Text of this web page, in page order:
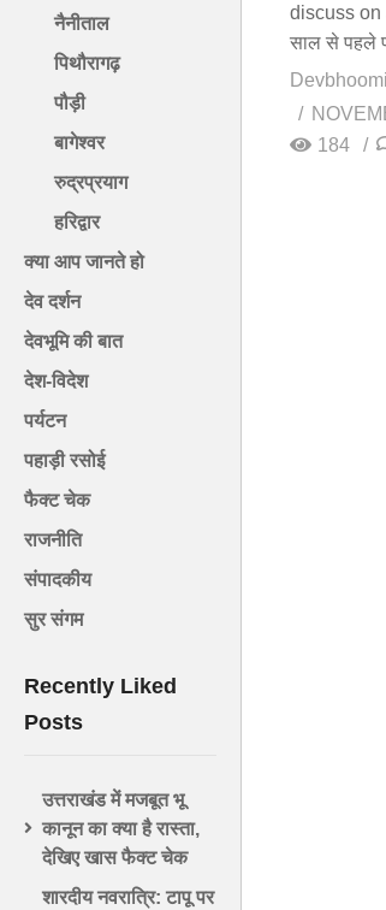
नैनीताल
पिथौरागढ़
पौड़ी
बागेश्वर
रुद्रप्रयाग
हरिद्वार
क्या आप जानते हो
देव दर्शन
देवभूमि की बात
देश-विदेश
पर्यटन
पहाड़ी रसोई
फैक्ट चेक
राजनीति
संपादकीय
सुर संगम
Recently Liked
Posts
उत्तराखंड में मजबूत भू
कानून का क्या है रास्ता,
देखिए खास फैक्ट चेक
शारदीय नवरात्रि: टापू पर
discuss on
साल से पहले
184